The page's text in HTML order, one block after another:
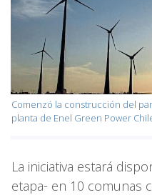
Comenzó la construcción del
planta de Enel Green Power
La iniciativa estará
etapa- en 10 comunas